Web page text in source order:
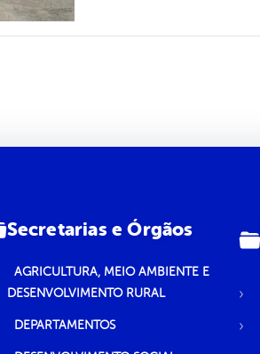
Secretarias e Órgãos
AGRICULTURA, MEIO AMBIENTE E
DESENVOLVIMENTO RURAL
DEPARTAMENTOS